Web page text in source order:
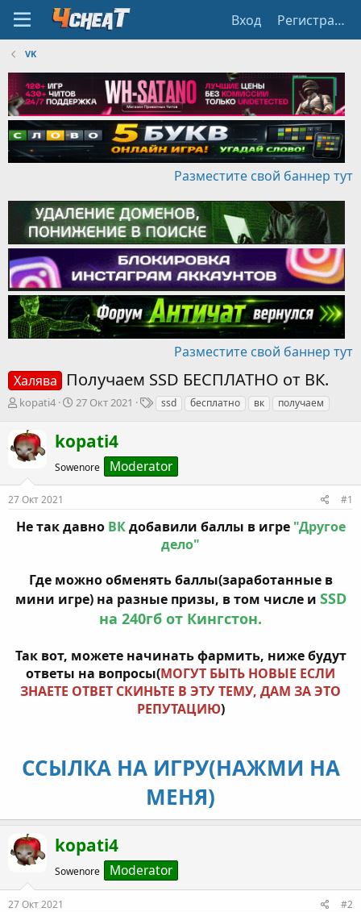
Вход Регистрация
VK
Разместите свой баннер тут
Разместите свой баннер тут
Халява
Получаем SSD БЕСПЛАТНО от ВК.
А
т
о
р
е
м
kopati4
Д
а
а
ч
а
27 Окт 2021
Тssd бесплатно вк получаем
kopati4
Sowenore Moderator
27 Окт 2021 #1
Не так давно ВКдобавили баллы в игре "Другое
дело"
Где можно обменять баллы(заработанные в
мини игре) на разные призы, в том числе и SSD
на 240гб от Кингстон.
Так вот, можете начинать фармить, ниже будут
ответы на вопросы(МОГУТ БЫТЬ НОВЫЕ ЕСЛИ
ЗНАЕТЕ ОТВЕТ СКИНЬТЕ В ЭТУ ТЕМУ, ДАМ ЗА ЭТО
РЕПУТАЦИЮ)
ССЫЛКА НА ИГРУ(НАЖМИ НА
МЕНЯ)
kopati4
Sowenore Moderator
27 Окт 2021 #2